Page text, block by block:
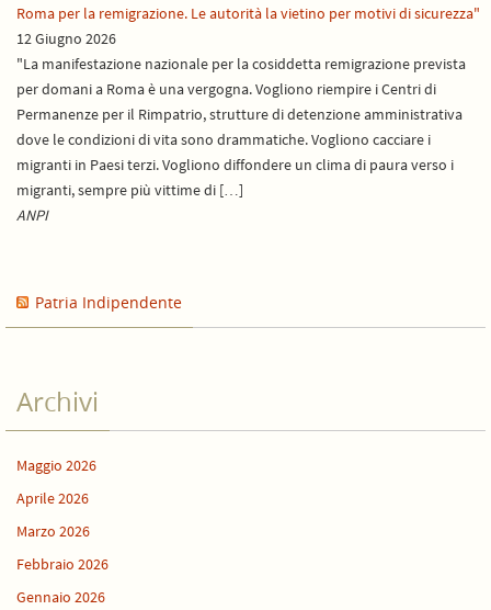
Roma per la remigrazione. Le autorità la vietino per motivi di sicurezza"
12 Giugno 2026
"La manifestazione nazionale per la cosiddetta remigrazione prevista
per domani a Roma è una vergogna. Vogliono riempire i Centri di
Permanenze per il Rimpatrio, strutture di detenzione amministrativa
dove le condizioni di vita sono drammatiche. Vogliono cacciare i
migranti in Paesi terzi. Vogliono diffondere un clima di paura verso i
migranti, sempre più vittime di […]
ANPI
Patria Indipendente
Archivi
Maggio 2026
Aprile 2026
Marzo 2026
Febbraio 2026
Gennaio 2026